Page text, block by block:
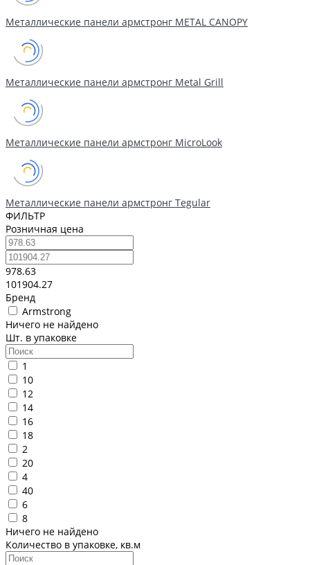
Металлические панели армстронг METAL CANOPY
Металлические панели армстронг Metal Grill
Металлические панели армстронг MicroLook
Металлические панели армстронг Tegular
ФИЛЬТР
Розничная цена
978.63
101904.27
Бренд
Armstrong
Ничего не найдено
Шт. в упаковке
1
10
12
14
16
18
2
20
4
40
6
8
Ничего не найдено
Количество в упаковке, кв.м